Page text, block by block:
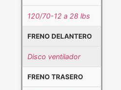
120/70-12 a 28 lbs
FRENO DELANTERO
Disco ventilador
FRENO TRASERO